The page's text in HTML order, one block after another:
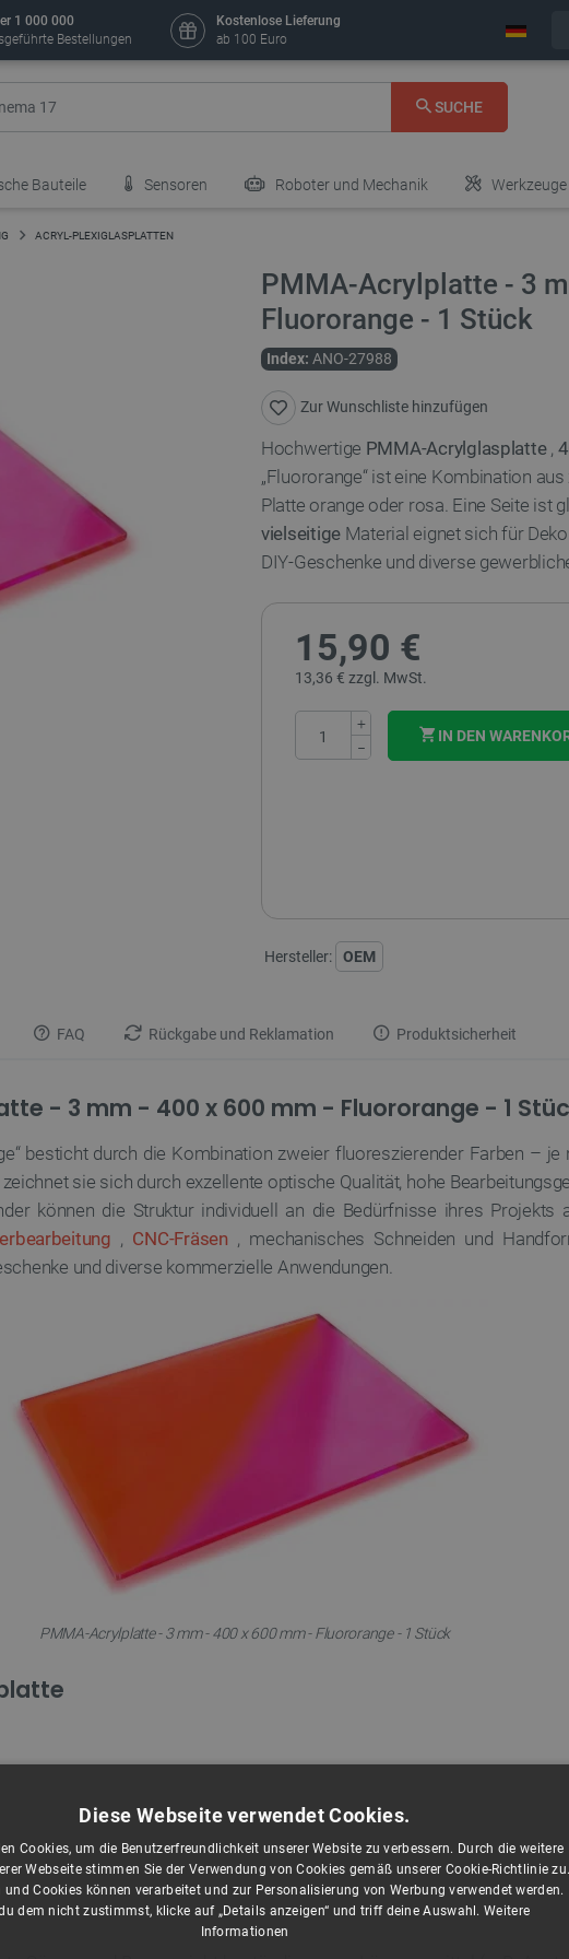
1 000 000
Bestellungen
Kostenlose Lieferung
ab 100 Euro
SUCHE
Bauteile Sensoren Roboter und Mechanik Werkzeuge
ACRYL-PLEXIGLASPLATTEN
PMMA-Acrylplatte - 3
Fluororange - 1 Stück
Index: ANO-27988
Zur Wunschliste hinzufügen
Hochwertige PMMA-Acrylglasplatte,
„Fluororange“ ist eine Kombination
Platte orange oder rosa. Eine Seite ist
vielseitige Material eignet sich für
DIY-Geschenke und diverse
15,90 €
13,36 € zzgl. MwSt.
+
−
IN DEN
Hersteller: OEM
FAQ Rückgabe und Reklamation Produktsicherheit
- 3 mm - 400 x 600 mm - Fluororange - 1
besticht durch die Kombination zweier fluoreszierender Farben –
sie sich durch exzellente optische Qualität, hohe
können die Struktur individuell an die Bedürfnisse ihres Projekts
, CNC-Fräsen , mechanisches Schneiden und
und diverse kommerzielle Anwendungen.
PMMA-Acrylplatte - 3 mm - 400 x 600 mm - Fluororange - 1 Stück
Diese Webseite verwendet Cookies.
Cookies, um die Benutzerfreundlichkeit unserer Website zu verbessern. Durch die weitere
Webseite stimmen Sie der Verwendung von Cookies gemäß unserer Cookie-Richtlinie zu.
und Cookies können verarbeitet und zur Personalisierung von Werbung verwendet werden.
dem nicht zustimmst, klicke auf „Details anzeigen“ und triff deine Auswahl.Weitere
Informationen